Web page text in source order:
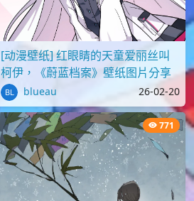
[动漫壁纸] 红眼睛的天童爱丽丝叫
柯伊，《蔚蓝档案》壁纸图片分享
blueau 26-02-20
771